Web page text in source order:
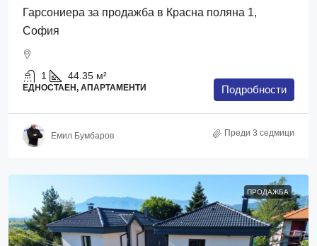
Гарсониера за продажба в Красна поляна 1,
София
1 44.35 м²
ЕДНОСТАЕН, АПАРТАМЕНТИ Подробности
Емил Бумбаров Преди 3 седмици
ПРОДАЖБА